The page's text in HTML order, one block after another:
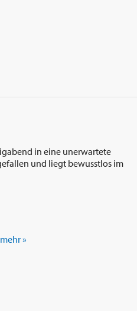
in eine unerwartete
und liegt bewusstlos im
mehr »